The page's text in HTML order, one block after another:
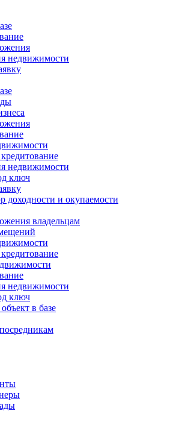
недвижимости
недвижимости
ключ
доходности и окупаемости
владельцам
недвижимости
ключ
в базе